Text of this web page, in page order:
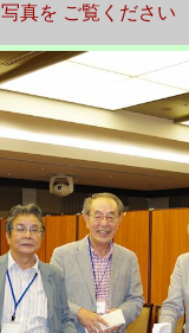
真を ご覧くださ